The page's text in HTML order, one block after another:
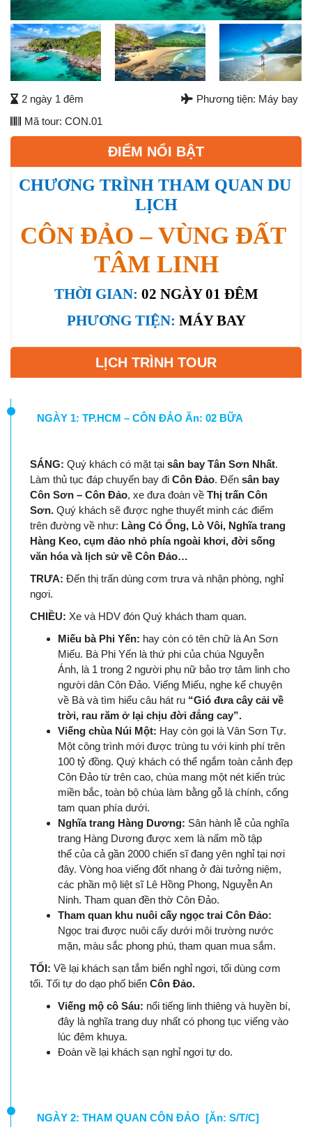
Next
2 ngày 1 đêm
Phương tiện: Máy bay
Mã tour: CON.01
ĐIỂM NỔI BẬT
CHƯƠNG TRÌNH THAM QUAN DU
LỊCH
CÔN ĐẢO – VÙNG ĐẤT
TÂM LINH
THỜI GIAN: 02 NGÀY 01 ĐÊM
PHƯƠNG TIỆN: MÁY BAY
LỊCH TRÌNH TOUR
NGÀY 1: TP.HCM – CÔN ĐẢO Ăn: 02 BỮA
SÁNG: Quý khách có mặt tại sân bay Tân Sơn Nhất.
Làm thủ tục đáp chuyến bay đi Côn Đảo. Đến sân bay
Côn Sơn – Côn Đảo, xe đưa đoàn về Thị trấn Côn
Sơn.Quý khách sẽ được nghe thuyết minh các điểm
trên đường về như: Làng Cỏ Ống, Lò Vôi, Nghĩa trang
Hàng Keo, cụm đảo nhỏ phía ngoài khơi, đời sống
văn hóa và lịch sử về Côn Đảo…
TRƯA: Đến thị trấn dùng cơm trưa và nhận phòng, nghỉ
ngơi.
CHIỀU: Xe và HDV đón Quý khách tham quan.
Miếu bà Phi Yến: hay còn có tên chữ là An Sơn
Miếu. Bà Phi Yến là thứ phi của chúa Nguyễn
Ánh, là 1 trong 2 người phụ nữ bảo trợ tâm linh cho
người dân Côn Đảo. Viếng Miếu, nghe kể chuyện
về Bà và tìm hiểu câu hát ru“Gió đưa cây cải về
trời, rau răm ở lại chịu đời đắng cay”.
Viếng chùa Núi Một: Hay còn gọi là Vân Sơn Tự.
Một công trình mới được trùng tu với kinh phí trên
100 tỷ đồng. Quý khách có thể ngắm toàn cảnh đẹp
Côn Đảo từ trên cao, chùa mang một nét kiến trúc
miền bắc, toàn bộ chùa làm bằng gỗ là chính, cổng
tam quan phía dưới.
Nghĩa trang Hàng Dương: Sân hành lễ của nghĩa
trang Hàng Dương được xem là nấm mồ tập
thể của cả gần 2000 chiến sĩ đang yên nghỉ tại nơi
đây. Vòng hoa viếng đốt nhang ở đài tưởng niệm,
các phần mộ liệt sĩ Lê Hồng Phong, Nguyễn An
Ninh. Tham quan đền thờ Côn Đảo.
Tham quan khu nuôi cấy ngọc trai Côn Đảo:
Ngọc trai được nuôi cấy dưới môi trường nước
mặn, màu sắc phong phú, tham quan mua sắm.
TỐI: Về lại khách sạn tắm biển nghỉ ngơi, tối dùng cơm
tối. Tối tự do dạo phố biển Côn Đảo.
Viếng mộ cô Sáu: nổi tiếng linh thiêng và huyền bí,
đây là nghĩa trang duy nhất có phong tục viếng vào
lúc đêm khuya.
Đoàn về lại khách sạn nghỉ ngơi tự do.
NGÀY 2: THAM QUAN CÔN ĐẢO [Ăn: S/T/C]